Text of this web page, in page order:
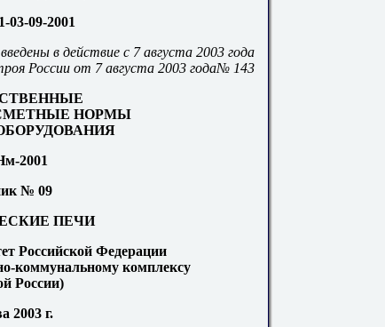
09-2001
в действие с 7 августа 2003 года
России от 7 августа 2003 года№ 143
НОРМЫ
2001
№ 09
ПЕЧИ
Российской Федерации
коммунальному комплексу
России)
2003 г.